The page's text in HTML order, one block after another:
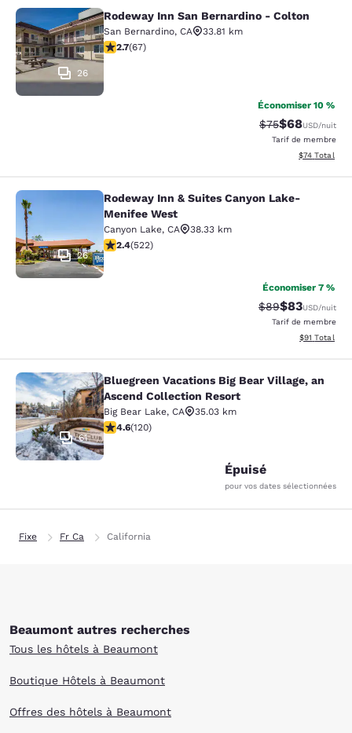
Rodeway Inn San Bernardino -
26
Rodeway Inn San Bernardino - Colton
San Bernardino, CA
33.81 km
2.72 étoiles. Moyen. 67 commentaires
2.7(67)
Économiser 10 %
Tarif barré :
$75Tarif réduit :
$68USD/nuit
Tarif de membre
Afficher les
$74 Total
Rodeway Inn & Suites Canyon
26
Rodeway Inn & Suites Canyon Lake-
Menifee West
Canyon Lake, CA
38.33 km
2.43 étoiles. Moyen. 522 commentaires
2.4(522)
Économiser 7 %
Tarif barré :
$89Tarif réduit :
$83USD/nuit
Tarif de membre
Afficher les
$91 Total
Bluegreen Vacations Big Bear
61
Bluegreen Vacations Big Bear Village, an
Ascend Collection Resort
Big Bear Lake, CA
35.03 km
4.63 étoiles. Exceptionnel. 120 commentaires
4.6(120)
Épuisé
pour vos dates sélectionnées
Fixe Fr Ca California
Beaumont autres recherches
Tous les hôtels à Beaumont
Boutique Hôtels à Beaumont
Offres des hôtels à Beaumont